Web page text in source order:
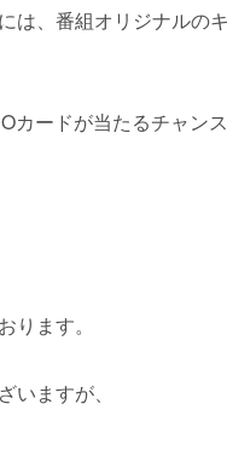
は、番組オリジナルの
カードが当たるチャン
ります。
いますが、